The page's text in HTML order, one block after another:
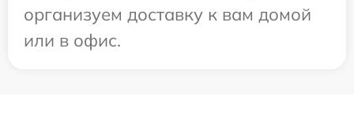
организуем доставку к вам домой
или в офис.